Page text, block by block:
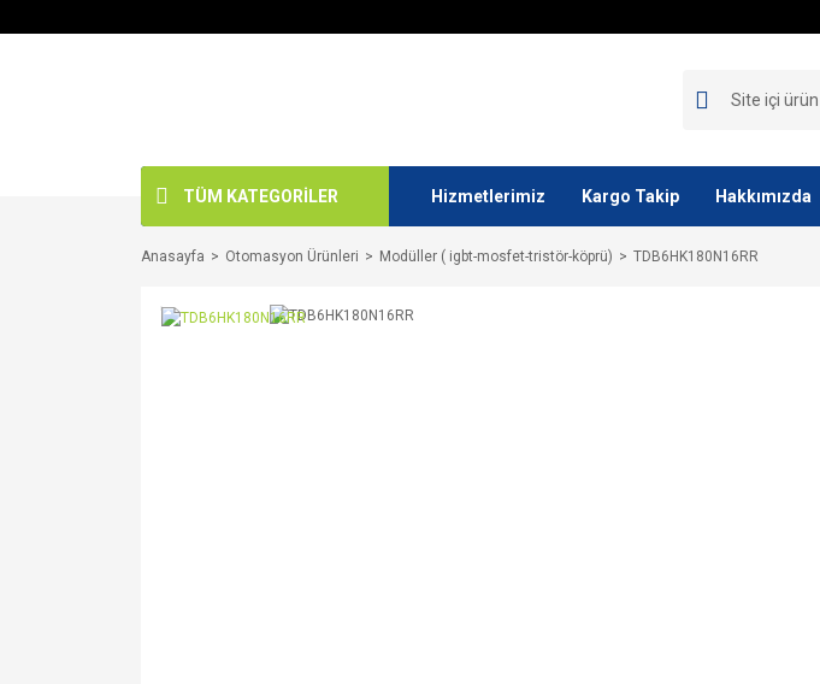
TÜM KATEGORİLER Hizmetlerimiz Kargo Takip Hakkımızda
Anasayfa Otomasyon Ürünleri Modüller ( igbt-mosfet-tristör-köprü) TDB6HK180N16RR